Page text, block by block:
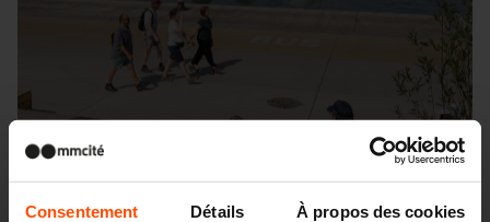
Consentement Détails À propos des cookies